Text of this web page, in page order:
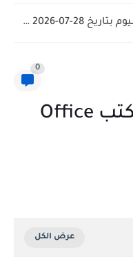
وظائف الكويت اليوم بتاريخ 28-07-2026 للأجانب والمواطنين في مختلف التخصصات
0
مطلوب سكرتيرة مكتب Office